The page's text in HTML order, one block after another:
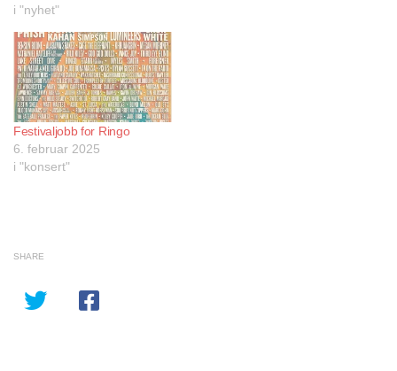
i "nyhet"
Festivaljobb for Ringo
6. februar 2025
i "konsert"
SHARE